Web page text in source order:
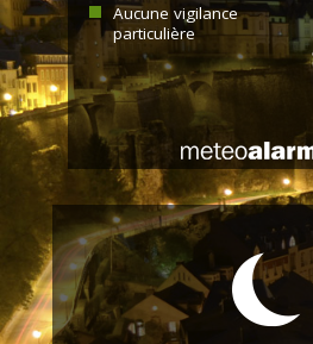
Aucune vigilance
particulière